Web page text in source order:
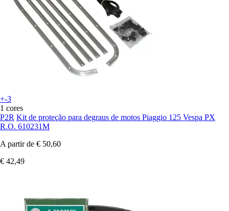
+-3
1 cores
P2R Kit de proteção para degraus de motos Piaggio 125 Vespa PX
R.O. 610231M
A partir de € 50,60
€ 42,49